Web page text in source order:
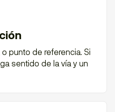
punto de referencia. Si
sentido de la vía y un